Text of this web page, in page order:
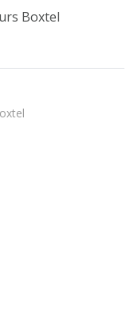
Boxtel